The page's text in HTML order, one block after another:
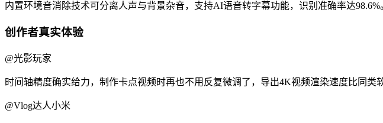
内置环境音消除技术可分离人声与背景杂音，支持AI语音转字幕功能，识别准确率达
创作者真实体验
@光影玩家
时间轴精度确实给力，制作卡点视频时再也不用反复微调了，导出4K视频渲染速度比同类
@Vlog达人小米